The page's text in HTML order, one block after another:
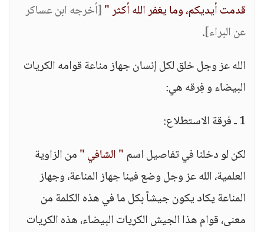
قدمت أيديكم، وما يغفر الله أكثر "[أخرجه ابن عساكر
عن البراء].
الله عز وجل خلق لكل إنسان جهاز مناعة قوامه الكريات
البيضاء و فِرقه هي:
1 ـ فرقة الاستطلاع:
لكن لو دخلنا في تفاصيل اسم" الشافي "من الزاوية
العلمية، الله عز وجل وضع فينا جهاز المناعة، وجهاز
المناعة يكاد يكون جيشاً بكل ما في هذه الكلمة من
معنى، قوام هذا الجيش الكريات البيضاء، هذه الكريات